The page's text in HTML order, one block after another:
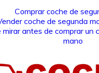
Comprar coche de
coche de segunda
mirar antes de comprar un
mano